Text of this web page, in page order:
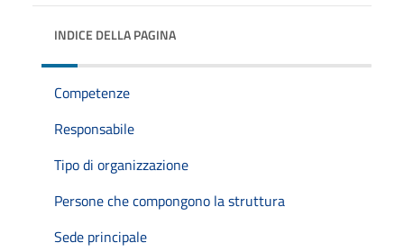
INDICE DELLA PAGINA
Competenze
Responsabile
Tipo di organizzazione
Persone che compongono la struttura
Sede principale